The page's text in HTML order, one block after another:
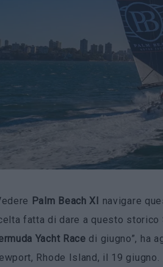
Palm Beach XI
navigare
fatta di dare a questo storico
Yacht Race di giugno”, ha
Rhode Island, il 19